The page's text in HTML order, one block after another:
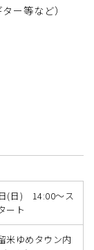
ー等など）
(日) 14:00～ス
ート
米ゆめタウン内